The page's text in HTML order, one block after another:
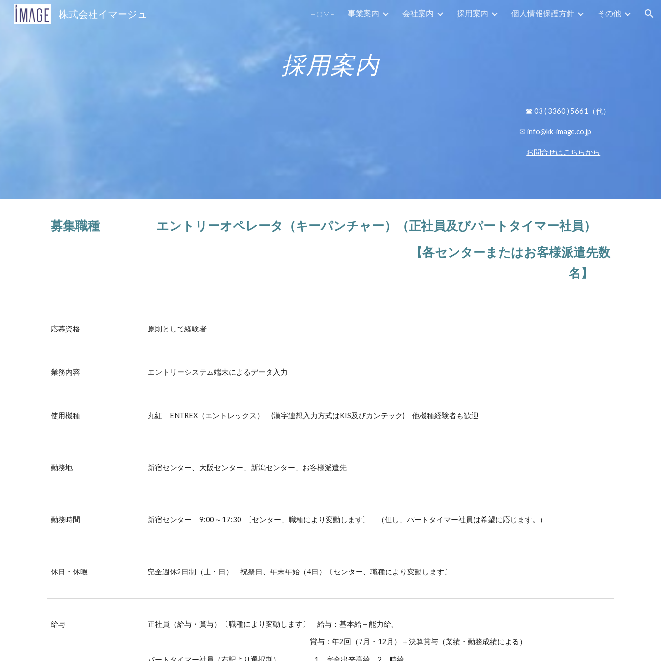
Skip to navigation
株式会社イマージュ HOME 事業案内 会社案内 採用案内 個人情報保護方針 その他
採用案内
☎ 03 ( 3360 ) 5661（代）
✉info@kk-image.co.jp
お問合せはこちらから
募集職種
エントリーオペレータ（キーパンチャー）（正社員及びパートタイマー社員）
【各センターまたはお客様派遣先数
名】
応募資格 原則として経験者
業務内容 エントリーシステム端末によるデータ入力
使用機種 丸紅 ENTREX （エントレックス） (漢字連想入力方式はKIS及びカンテック) 他機種経験者も歓迎
勤務地 新宿センター、大阪センター、新潟センター、お客様派遣先
勤務時間 新宿センター9:00～17:30 〔センター、職種により変動します〕 （但し、パートタイマー社員は希望に応じます。）
休日・休暇 完全週休2日制（土・日） 祝祭日、年末年始（4日）〔センター、職種により変動します〕
給与 正社員（給与・賞与）〔職種により変動します〕 給与：基本給＋能力給、
賞与：年2回（7月・12月）＋決算賞与（業績・勤務成績による）
パートタイマー社員（右記 より選択制） 1．完全出来高給 2．時給